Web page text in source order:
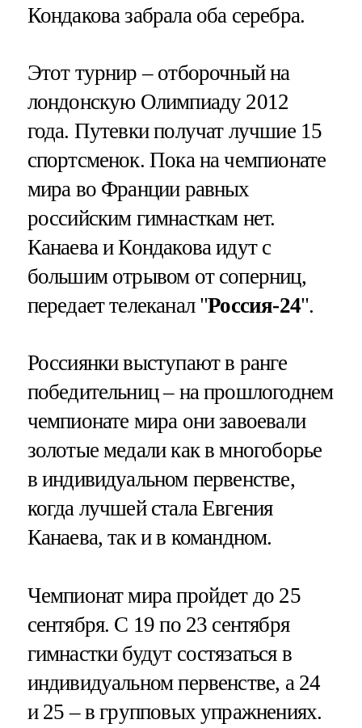
Кондакова забрала оба серебра.
Этот турнир – отборочный на
лондонскую Олимпиаду 2012
года. Путевки получат лучшие 15
спортсменок. Пока на чемпионате
мира во Франции равных
российским гимнасткам нет.
Канаева и Кондакова идут с
большим отрывом от соперниц,
передает телеканал "Россия-24".
Россиянки выступают в ранге
победительниц – на прошлогоднем
чемпионате мира они завоевали
золотые медали как в многоборье
в индивидуальном первенстве,
когда лучшей стала Евгения
Канаева, так и в командном.
Чемпионат мира пройдет до 25
сентября. С 19 по 23 сентября
гимнастки будут состязаться в
индивидуальном первенстве, а 24
и 25 – в групповых упражнениях.